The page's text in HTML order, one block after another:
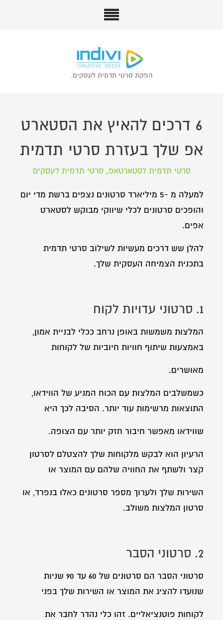
הפקת סרטי תדמית לעסקים.
6 דרכים להאיץ את הסטארט
אפ שלך בעזרת סרטי תדמית
סרטי תדמית לסטארטאפ, סרטי תדמית לעסקים
למעלה מ -5 מיליארד סרטונים נצפים ברשת מדי יום
והופכים סרטונים לכלי שיווקי מבוקש לסטארט
אפים.
להלן שש דרכים מעשיות לשילוב סרטי תדמית
בתכנית הצמיחה העסקית שלך.
1. סרטוני עדויות לקוח
המלצות משמשות באופן נרחב ככלי לבניית אמון,
באמצעות שיתוף חוויות חיוביות של לקוחות
מאושרים.
כשמשלבים המלצות עם הכוח המניע של הווידאו,
התוצאות מרשימות עוד יותר. הסיבה לכך היא
שווידאו מאפשר חיבור חזק יותר עם הצופה.
הרעיון הוא לבקש מלקוחות שלך להצטלם לסרטון
קצר ולשתף את החוויה שלהם עם המוצר או
השירות שלך ולערוך מספר סרטונים כאלו בנפרד, או
סרטון המלצות משולב.
2. סרטוני הסבר
סרטוני הסבר הם סרטונים של 60 עד 90 שניות
שנועדו להציג את המוצר או השירות שלך בפני
לקוחות פוטנציאליים. זהו כלי נהדר לחבר את